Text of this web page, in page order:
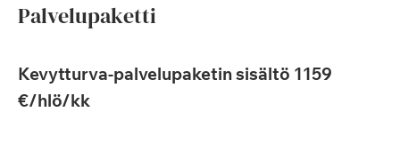
Palvelupaketti
Kevytturva-palvelupaketin sisältö 1159
€/hlö/kk